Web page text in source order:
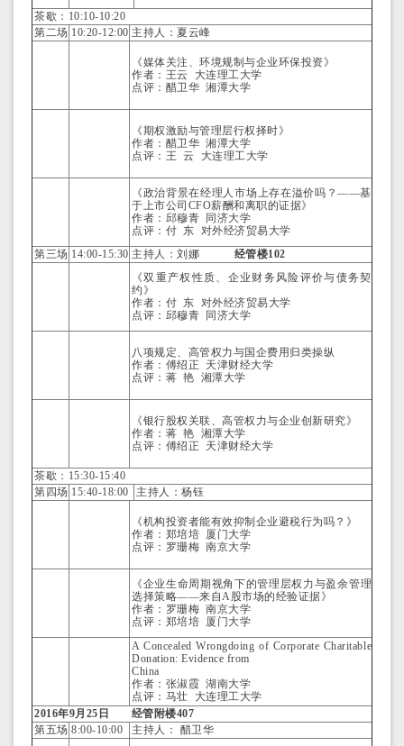
茶歇：10:10-10:20
第二场 10:20-12:00 主持人：夏云峰
《媒体关注、环境规制与企业环保投资》
作者：王云 大连理工大学
点评：醋卫华 湘潭大学
《期权激励与管理层行权择时》
作者：醋卫华 湘潭大学
点评：王 云 大连理工大学
《政治背景在经理人市场上存在溢价吗？——基
于上市公司CFO薪酬和离职的证据》
作者：邱穆青 同济大学
点评：付 东 对外经济贸易大学
第三场 14:00-15:30 主持人：刘娜 经管楼102
《双重产权性质、企业财务风险评价与债务契
约》
作者：付 东 对外经济贸易大学
点评：邱穆青 同济大学
八项规定、高管权力与国企费用归类操纵
作者：傅绍正 天津财经大学
点评：蒋 艳 湘潭大学
《银行股权关联、高管权力与企业创新研究》
作者：蒋 艳 湘潭大学
点评：傅绍正 天津财经大学
茶歇：15:30-15:40
第四场 15:40-18:00 主持人：杨钰
《机构投资者能有效抑制企业避税行为吗？》
作者：郑培培 厦门大学
点评：罗珊梅 南京大学
《企业生命周期视角下的管理层权力与盈余管理
选择策略——来自A股市场的经验证据》
作者：罗珊梅 南京大学
点评：郑培培 厦门大学
A Concealed Wrongdoing of Corporate Charitable
Donation: Evidence from
China
作者：张淑霞 湖南大学
点评：马壮 大连理工大学
2016年9月 25 日
经管附楼407
第五场 8:00-10:00
主持人： 醋卫华